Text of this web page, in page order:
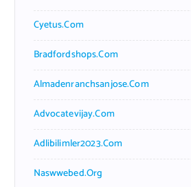
Cyetus.com
Bradfordshops.com
Almadenranchsanjose.com
Advocatevijay.com
Adlibilimler2023.com
Naswwebed.org